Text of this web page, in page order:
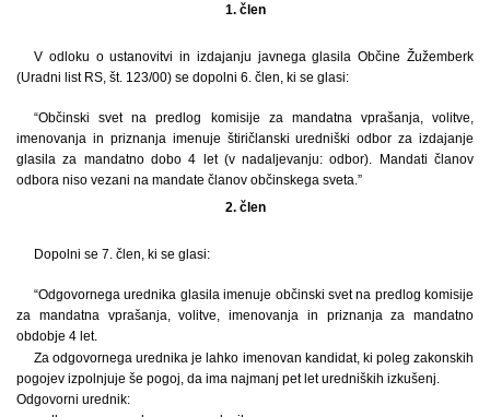
1. člen
V odloku o ustanovitvi in izdajanju javnega glasila Občine Žužemberk
(Uradni list RS, št. 123/00) se dopolni 6. člen, ki se glasi:
“Občinski svet na predlog komisije za mandatna vprašanja, volitve,
imenovanja in priznanja imenuje štiričlanski uredniški odbor za izdajanje
glasila za mandatno dobo 4 let (v nadaljevanju: odbor). Mandati članov
odbora niso vezani na mandate članov občinskega sveta.”
2. člen
Dopolni se 7. člen, ki se glasi:
“Odgovornega urednika glasila imenuje občinski svet na predlog komisije
za mandatna vprašanja, volitve, imenovanja in priznanja za mandatno
obdobje 4 let.
Za odgovornega urednika je lahko imenovan kandidat, ki poleg zakonskih
pogojev izpolnjuje še pogoj, da ima najmanj pet let uredniških izkušenj.
Odgovorni urednik: